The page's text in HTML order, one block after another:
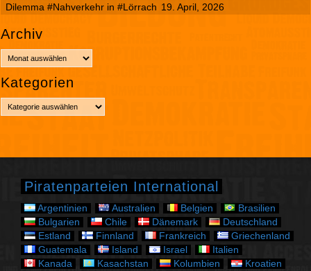
Dilemma #Nahverkehr in #Lörrach 19. April, 2026
Archiv
r
c
Kategorien
a
g
Piratenparteien International
Argentinien Australien Belgien
Brasilien
Bulgarien
Chile Dänemark
Deutschland
Estland
Finnland Frankreich
Griechenland
Guatemala
Island Israel
Italien
Kanada
Kasachstan Kolumbien
Kroatien